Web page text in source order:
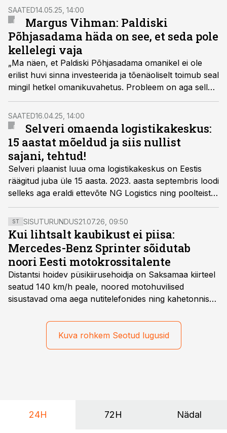
magistriõppe programmijuht Jelizaveta Janno sõnul
ongi Kristjani-taolised õppurid logistika erialal täiesti
tavapärased nähtused.
SAATED14.05.25, 14:00
Margus Vihman: Paldiski
Põhjasadama häda on see, et seda pole
kellelegi vaja
„Ma näen, et Paldiski Põhjasadama omanikel ei ole
erilist huvi sinna investeerida ja tõenäoliselt toimub seal
mingil hetkel omanikuvahetus. Probleem on aga selles,
et kellelegi pole seda sadamat vaja. Ka meile mitte,“
tunnistas Paldiski Lõunasadama omanikfirma AS
Tallinna Sadam juhatuse liige ja kommertsjuht Margus
Vihman.
SAATED16.04.25, 14:00
Selveri omaenda logistikakeskus:
15 aastat mõeldud ja siis nullist
sajani, tehtud!
Selveri plaanist luua oma logistikakeskus on Eestis
räägitud juba üle 15 aasta. 2023. aasta septembris loodi
selleks aga eraldi ettevõte NG Logistics ning poolteist
aastat hiljem on keskus püsti, ligi 140 uut inimest tööle
värvatud ning välja õpetatud. Kuidas uut
logistikakeskust „nullist sajani“ käima lükata, rääkis
„Logistikauudised eetris“ saates ettevõtte tegevjuht
Mario Kõiv.
ST SISUTURUNDUS21.07.26, 09:50
Kui lihtsalt kaubikust ei piisa:
Mercedes-Benz Sprinter sõidutab
noori Eesti motokrossitalente
Distantsi hoidev püsikiirusehoidja on Saksamaa kiirteel
seatud 140 km/h peale, noored motohuvilised
sisustavad oma aega nutitelefonides ning kahetonnises
varustusega. Õige pea on Prantsusmaal, Romagnes
algamas juuniorite motokrossi
maailmameistrivõistlused.
Kuva rohkem Seotud lugusid
24H 72H Nädal